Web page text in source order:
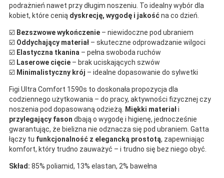
podrażnień nawet przy długim noszeniu. To idealny wybór dla
kobiet, które cenią dyskrecję, wygodę i jakośćna co dzień.
☑️ Bezszwowe wykończenie – niewidoczne pod ubraniem
☑️ Oddychający materiał – skuteczne odprowadzanie wilgoci
☑️ Elastyczna tkanina – pełna swoboda ruchów
☑️ Laserowe cięcie – brak uciskających szwów
☑️ Minimalistyczny krój – idealne dopasowanie do sylwetki
Figi Ultra Comfort 1590s to doskonała propozycja dla
codziennego użytkowania – do pracy, aktywności fizycznej czy
noszenia pod dopasowaną odzieżą. Miękki materiałi
przylegający fason dbają o wygodę i higienę, jednocześnie
gwarantując, że bielizna nie odznacza się pod ubraniem. Gatta
łączy tu funkcjonalność z elegancką prostotą, zapewniając
komfort, który trudno zauważyć – i trudno się bez niego obyć.
Skład: 85% poliamid, 13% elastan, 2% bawełna